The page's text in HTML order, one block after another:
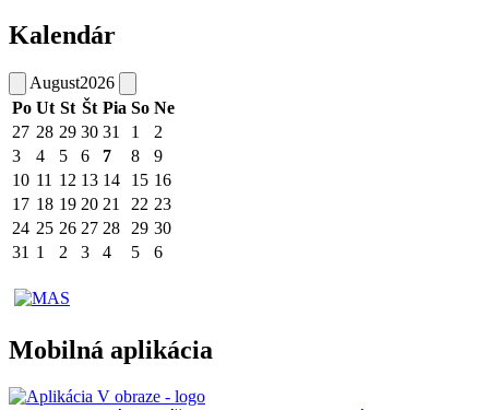
Kalendár
August2026
Po Ut St Št Pia So Ne
27 28 29 30 31 1
2
3
4 5 6 7 8
9
10 11 12 13 14 15 16
17 18 19 20 21 22 23
24 25 26 27 28 29 30
31 1 2 3 4 5 6
Mobilná aplikácia